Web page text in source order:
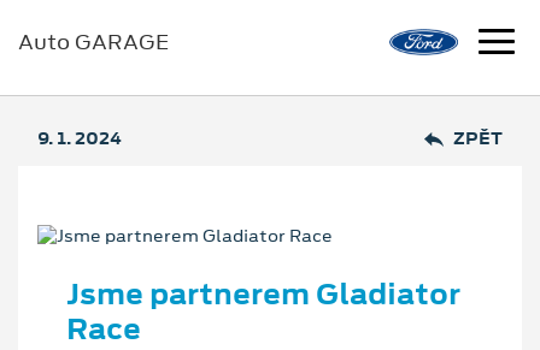
Auto GARAGE
9. 1. 2024 ZPĚT
Jsme partnerem Gladiator
Race